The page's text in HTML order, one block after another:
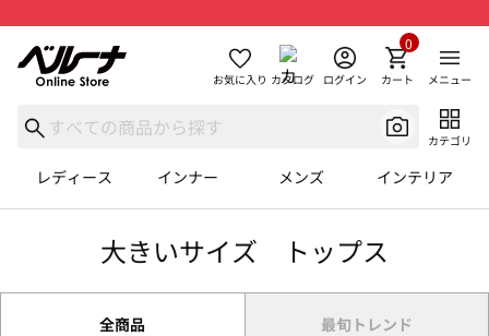
お気に入り カタログ ログイン カート
0
メニュー
カテゴリ
レディース インナー メンズ インテリア
大きいサイズ トップス
全商品 最旬トレンド